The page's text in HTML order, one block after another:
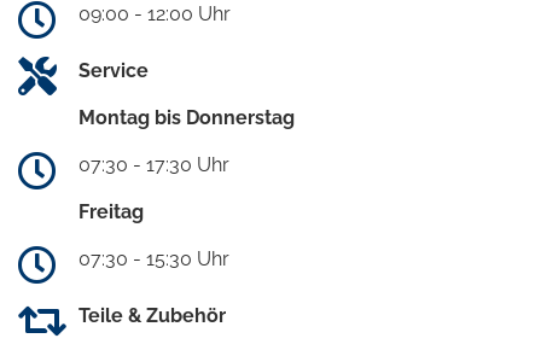
09:00 - 12:00 Uhr
Service
Montag bis Donnerstag
07:30 - 17:30 Uhr
Freitag
07:30 - 15:30 Uhr
Teile & Zubehör